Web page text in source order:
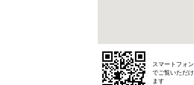
スマートフォン
でご覧いただけ
ます